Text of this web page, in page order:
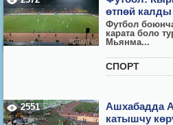
өтпөй калды
Футбол
карата боло
Мьянма...
СПОРТ
2551
Ашхабадда
катышчу